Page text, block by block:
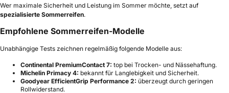
Wer maximale Sicherheit und Leistung im Sommer möchte, setzt auf
spezialisierte Sommerreifen.
Empfohlene Sommerreifen-Modelle
Unabhängige Tests zeichnen regelmäßig folgende Modelle aus:
Continental PremiumContact 7: top bei Trocken- und Nässehaftung.
Michelin Primacy 4: bekannt für Langlebigkeit und Sicherheit.
Goodyear EfficientGrip Performance 2: überzeugt durch geringen
Rollwiderstand.